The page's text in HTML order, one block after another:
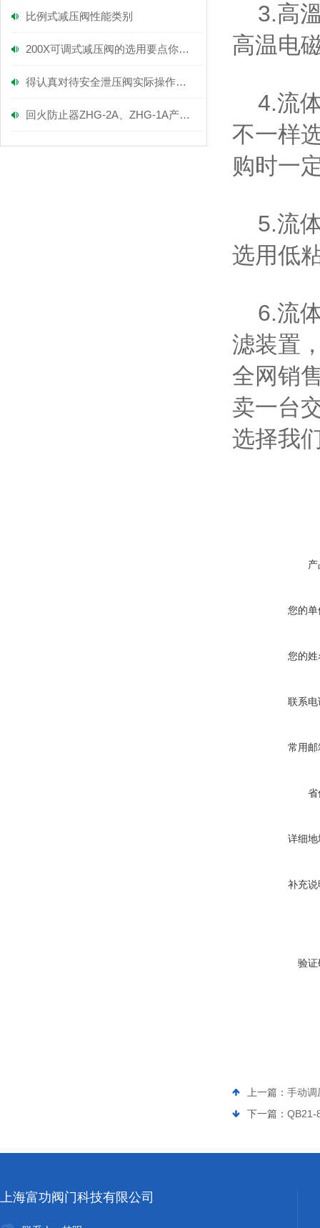
比例式减压阀性能类别
200X可调式减压阀的选用要点你可知晓！
得认真对待安全泄压阀实际操作方法！
回火防止器ZHG-2A、ZHG-1A产品实拍图
3.高溫
高温电
4.流体
不一样
购时一
5.流体
选用低
6.流体
滤装置
全网销
卖一台
选择我
您的单
您的姓
联系电
常用邮
省
详细地
补充说
验证
上一篇： 手动调
下一篇： QB21-
上海富功阀门科技有限公司